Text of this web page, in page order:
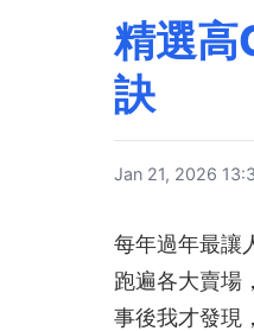
精選高
訣
Jan 21, 2026
每年過年最讓
跑遍各大賣場
事後我才發現